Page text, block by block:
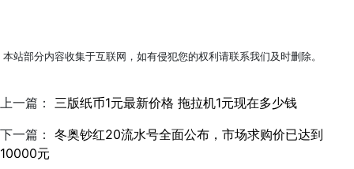
本站部分内容收集于互联网，如有侵犯您的权利请联系我们及时删除。
上一篇： 三版纸币1元最新价格 拖拉机1元现在多少钱
下一篇： 冬奥钞红20流水号全面公布，市场求购价已达到
10000元